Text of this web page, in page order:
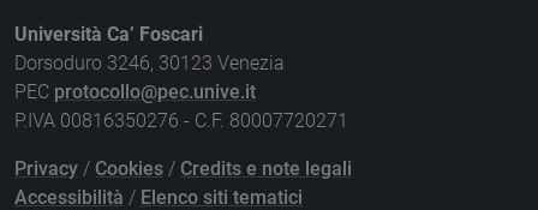
Università Ca’ Foscari
Dorsoduro 3246, 30123 Venezia
PEC protocollo@pec.unive.it
P.IVA 00816350276 - C.F. 80007720271
Privacy / Cookies / Credits e note legali
Accessibilità / Elenco siti tematici